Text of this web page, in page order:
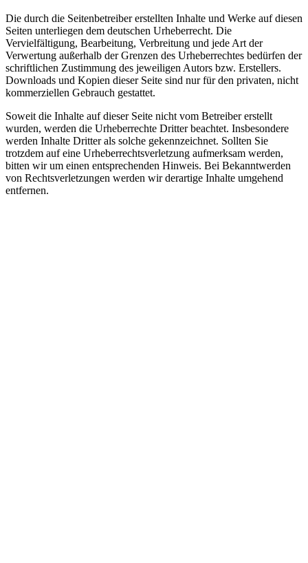
Die durch die Seitenbetreiber erstellten Inhalte und Werke auf diesen
Seiten unterliegen dem deutschen Urheberrecht. Die
Vervielfältigung, Bearbeitung, Verbreitung und jede Art der
Verwertung außerhalb der Grenzen des Urheberrechtes bedürfen der
schriftlichen Zustimmung des jeweiligen Autors bzw. Erstellers.
Downloads und Kopien dieser Seite sind nur für den privaten, nicht
kommerziellen Gebrauch gestattet.
Soweit die Inhalte auf dieser Seite nicht vom Betreiber erstellt
wurden, werden die Urheberrechte Dritter beachtet. Insbesondere
werden Inhalte Dritter als solche gekennzeichnet. Sollten Sie
trotzdem auf eine Urheberrechtsverletzung aufmerksam werden,
bitten wir um einen entsprechenden Hinweis. Bei Bekanntwerden
von Rechtsverletzungen werden wir derartige Inhalte umgehend
entfernen.